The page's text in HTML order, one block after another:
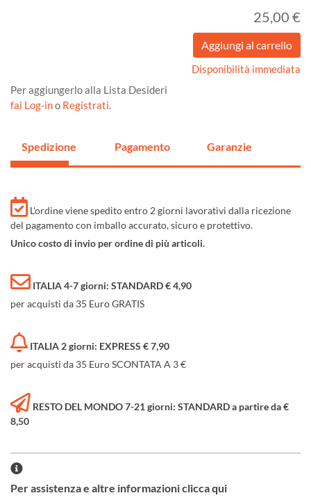
25,00 €
Disponibilità immediata
Per aggiungerlo alla Lista Desideri
fai Log-ino Registrati.
Spedizione Pagamento Garanzie
L'ordine viene spedito entro 2 giorni lavorativi dalla ricezione
del pagamento con imballo accurato, sicuro e protettivo.
Unico costo di invio per ordine di più articoli.
ITALIA 4-7 giorni: STANDARD € 4,90
per acquisti da 35 Euro GRATIS
ITALIA 2 giorni: EXPRESS € 7,90
per acquisti da 35 Euro SCONTATA A 3 €
RESTO DEL MONDO 7-21 giorni: STANDARD a partire da €
8,50
Per assistenza e altre informazioni clicca qui